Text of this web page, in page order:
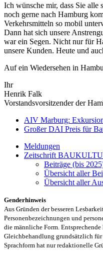
Ich wünsche mir, dass Sie alle
noch gerne nach Hamburg
Verkehrsmitteln so mobil
Dann hat sich unsere
war ein Segen. Nicht nur für
unsere Kunden. Heute und
Auf ein Wiedersehen in
Ihr
Henrik Falk
Vorstandsvorsitzender der
AIV Marburg:
Großer DAI Preis für
Meldungen
Zeitschrift
Beiträge (bis
Übersicht aller
Übersicht aller
Genderhinweis
Aus Gründen der besseren
Personenbezeichnungen und
die männliche Form.
Gleichbehandlung grundsätzlich
Sprachform hat nur redaktionelle